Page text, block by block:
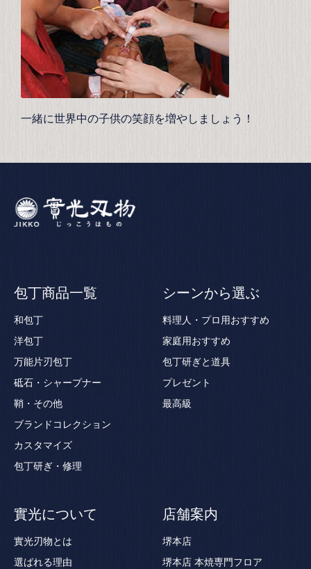
一緒に世界中の子供の笑顔を増やしましょう！
包丁商品一覧
和包丁
洋包丁
万能片刃包丁
砥石・シャープナー
鞘・その他
ブランドコレクション
カスタマイズ
包丁研ぎ・修理
シーンから選ぶ
料理人・プロ用おすすめ
家庭用おすすめ
包丁研ぎと道具
プレゼント
最高級
實光について
實光刃物とは
選ばれる理由
店舗案内
堺本店
堺本店 本焼専門フロア